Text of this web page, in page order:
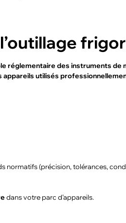
réglementaire des instruments de
appareils utilisés
normatifs (précision, tolérances,
dans votre parc d’appareils.